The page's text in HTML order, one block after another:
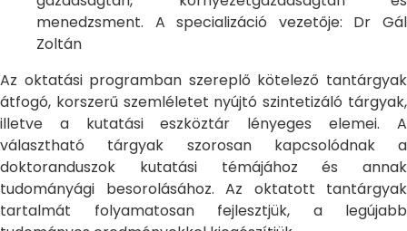
menedzsment. A specializáció vezetője: Dr Gál
Zoltán
Az oktatási programban szereplő kötelező tantárgyak
átfogó, korszerű szemléletet nyújtó szintetizáló tárgyak,
illetve a kutatási eszköztár lényeges elemei. A
választható tárgyak szorosan kapcsolódnak a
doktoranduszok kutatási témájához és annak
tudományági besorolásához. Az oktatott tantárgyak
tartalmát folyamatosan fejlesztjük, a legújabb